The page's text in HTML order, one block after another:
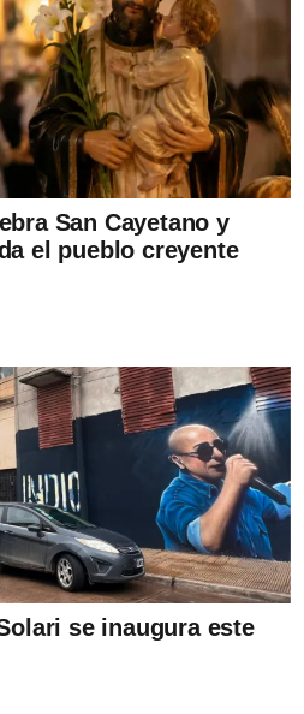
San Cayetano y
el pueblo creyente
se inaugura este